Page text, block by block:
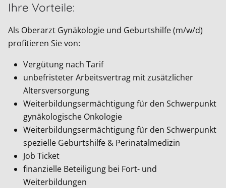
Ihre Vorteile:
Als Oberarzt Gynäkologie und Geburtshilfe (m/w/d)
profitieren Sie von:
Vergütung nach Tarif
unbefristeter Arbeitsvertrag mit zusätzlicher
Altersversorgung
Weiterbildungsermächtigung für den Schwerpunkt
gynäkologische Onkologie
Weiterbildungsermächtigung für den Schwerpunkt
spezielle Geburtshilfe & Perinatalmedizin
Job Ticket
finanzielle Beteiligung bei Fort- und
Weiterbildungen